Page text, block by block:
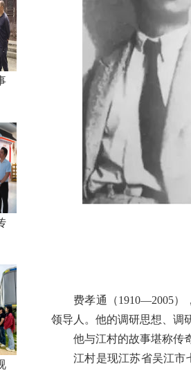
费孝通（1910—2005）
领导人。他的调研思想、调
他与江村的故事堪称传
江村是现江苏省吴江市